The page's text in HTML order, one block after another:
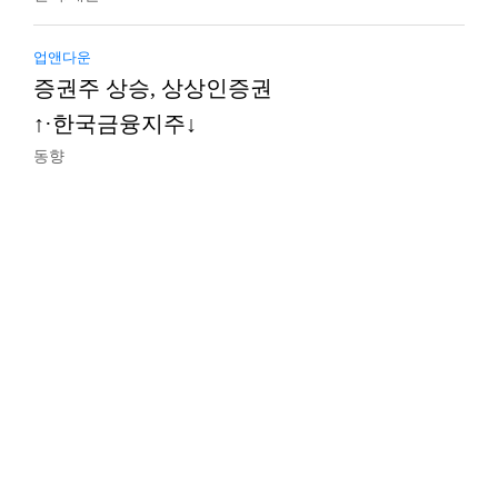
업앤다운
증권주 상승, 상상인증권
↑·한국금융지주↓
동향